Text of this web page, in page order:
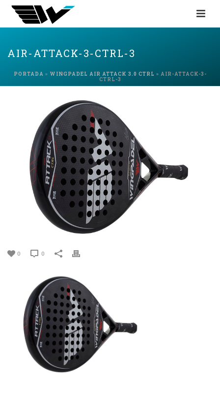
AIR-ATTACK-3-CTRL-3
PORTADA » WINGPADEL AIR ATTACK 3.0 CTRL » AIR-ATTACK-3-
CTRL-3
0 0